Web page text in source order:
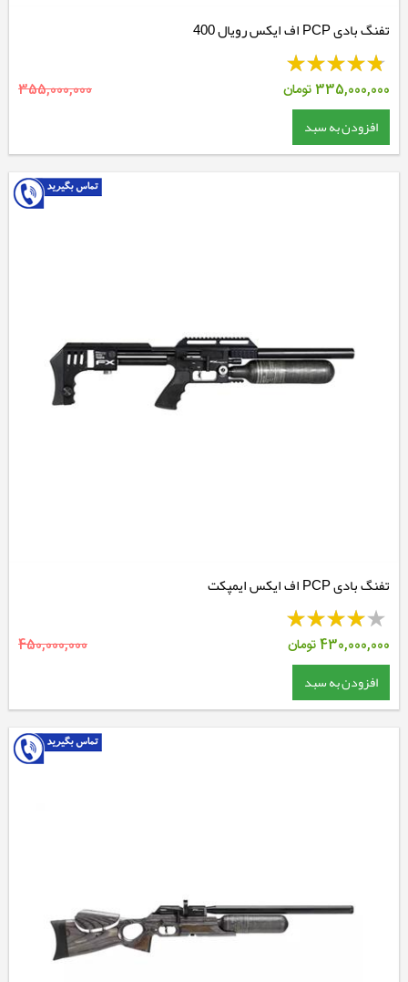
تفنگ بادی PCP اف ایکس رویال 400
335,000,000تومان 355,000,000
افزودن به سبد
تفنگ بادی PCP اف ایکس ایمپکت
430,000,000تومان 450,000,000
افزودن به سبد